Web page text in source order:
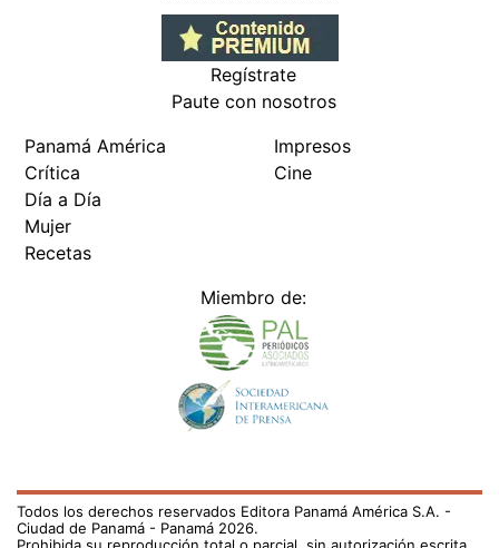
Regístrate
Paute con nosotros
Panamá América
Crítica
Día a Día
Mujer
Recetas
Impresos
Cine
Miembro de:
Todos los derechos reservados Editora Panamá América S.A. -
Ciudad de Panamá - Panamá 2026.
Prohibida su reproducción total o parcial, sin autorización escrita